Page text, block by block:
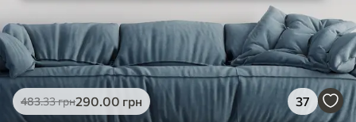
483.33грн290.00 грн 37